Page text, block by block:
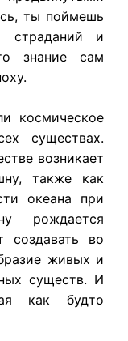
ты поймешь
страданий и
знание сам
космическое
существах.
возникает
также как
океана при
рождается
создавать во
живых и
существ. И
как будто